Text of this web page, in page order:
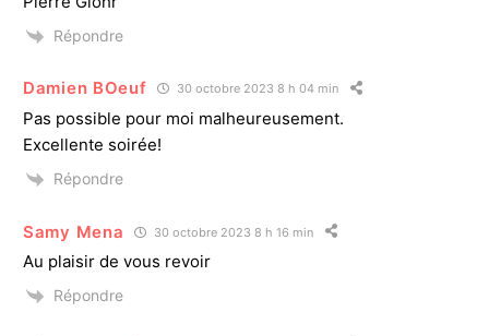
Répondre
Damien BOeuf 30 octobre 2023 8 h 04 min
Pas possible pour moi malheureusement.
Excellente soirée!
Répondre
Samy Mena 30 octobre 2023 8 h 16 min
Au plaisir de vous revoir
Répondre